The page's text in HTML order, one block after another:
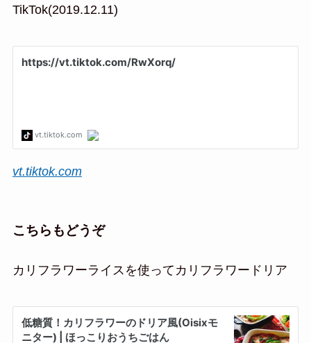
TikTok(2019.12.11)
vt.tiktok.com
こちらもどうぞ
カリフラワーライスを使ってカリフラワードリア